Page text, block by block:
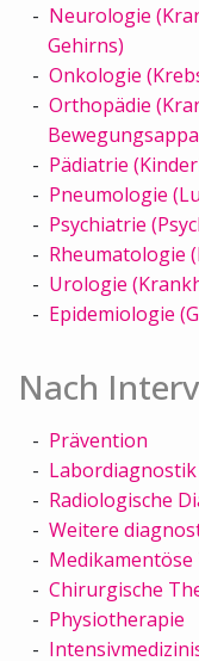
Neurologie
Gehirns)
Onkologie
Orthopädie
Pädiatrie
Pneumologie
Psychiatrie
Rheumatologie
Urologie
Epidemiologie
Nach
Prävention
Labordiagnostik
Radiologische
Weitere
Chirurgische
Physiotherapie